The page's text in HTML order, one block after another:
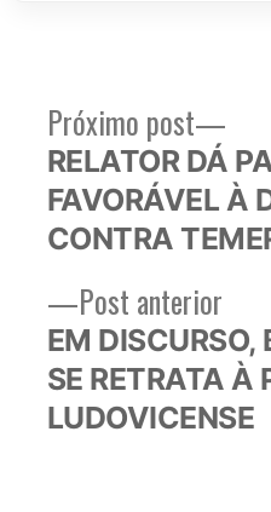
Navegação
de
Post
Post anteriorPost
EM DISCURSO,
SE RETRATA À
LUDOVICENSE
Próximo post
RELATOR DÁ
FAVORÁVEL À
CONTRA